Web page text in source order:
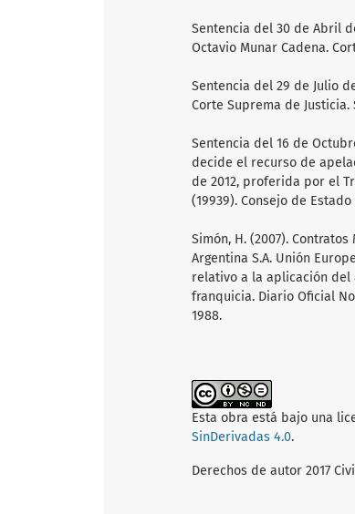
Sentencia del 30 de Abril
Octavio Munar Cadena.
Sentencia del 29 de Julio
Corte Suprema de Justicia.
Sentencia del 16 de
decide el recurso de
de 2012, proferida por el
(19939). Consejo de
Simón, H. (2007).
Argentina S.A. Unión
relativo a la aplicación del
franquicia. Diario Oficial
1988.
Esta obra está bajo una
SinDerivadas 4.0.
Derechos de autor 2017